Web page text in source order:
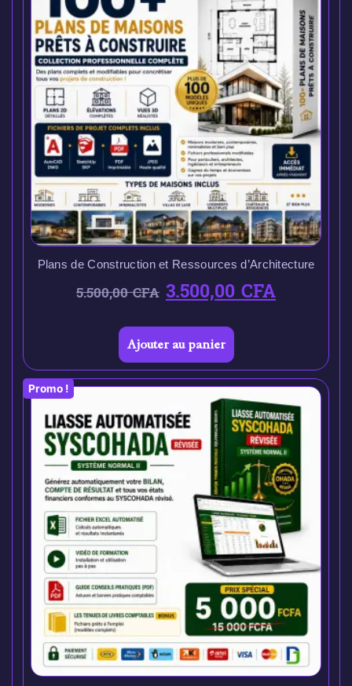
Plans de Construction et Ressources d’Architecture
5.500,00CFA 3.500,00CFA
Ajouter au panier
Promo !